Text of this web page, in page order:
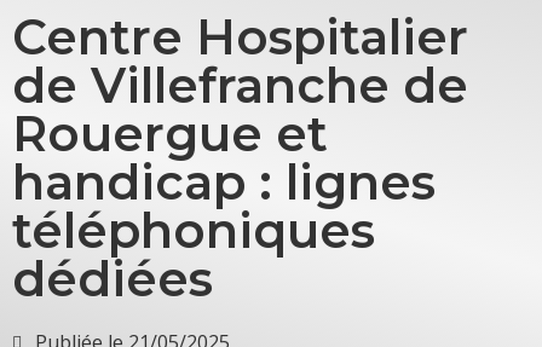
Centre Hospitalier
de Villefranche de
Rouergue et
handicap : lignes
téléphoniques
dédiées